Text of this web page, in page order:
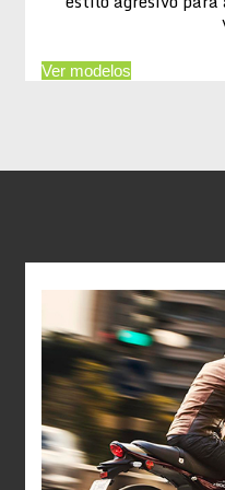
Ver modelos